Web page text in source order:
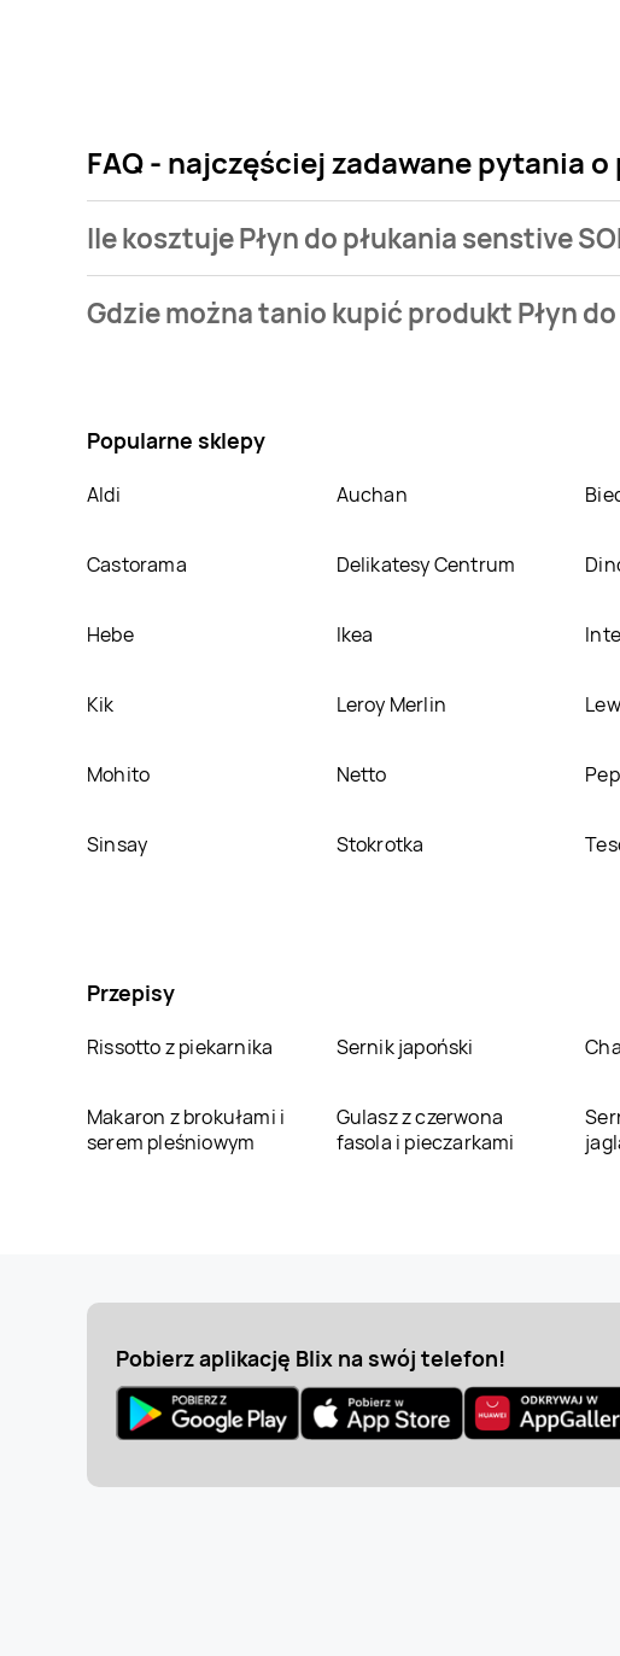
FAQ - najczęściej zadawane pytania o
Ile kosztuje Płyn do płukania senstive
oferta, jaką mamy w naszej bazie jest z sieciDelfin. Płyn do
Gdzie można tanio kupić produkt Płyn do
Popularne sklepy
Aldi Auchan
Castorama Delikatesy Centrum
Hebe Ikea
Kik Leroy Merlin
Mohito Netto
Sinsay Stokrotka
Przepisy
Rissotto z piekarnika Sernik japoński
Makaron z brokułami i
serem pleśniowym
Gulasz z czerwona
fasola i pieczarkami
Pobierz aplikację Blix na swój telefon!